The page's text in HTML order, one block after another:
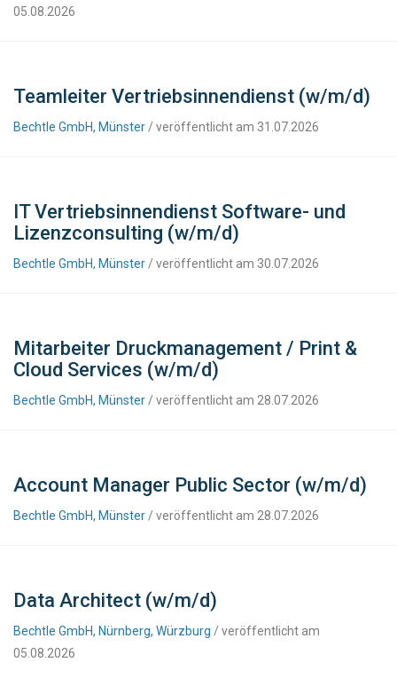
05.08.2026
Teamleiter Vertriebsinnendienst (w/m/d)
Bechtle GmbH, Münster / veröffentlicht am 31.07.2026
IT Vertriebsinnendienst Software- und
Lizenzconsulting (w/m/d)
Bechtle GmbH, Münster / veröffentlicht am 30.07.2026
Mitarbeiter Druckmanagement / Print &
Cloud Services (w/m/d)
Bechtle GmbH, Münster / veröffentlicht am 28.07.2026
Account Manager Public Sector (w/m/d)
Bechtle GmbH, Münster / veröffentlicht am 28.07.2026
Data Architect (w/m/d)
Bechtle GmbH, Nürnberg, Würzburg / veröffentlicht am
05.08.2026